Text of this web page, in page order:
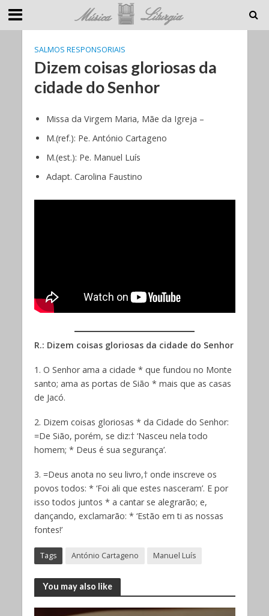
SALMOS RESPONSORIAIS
Dizem coisas gloriosas da
cidade do Senhor
Missa da Virgem Maria, Mãe da Igreja –
M.(ref.): Pe. António Cartageno
M.(est.): Pe. Manuel Luís
Adapt. Carolina Faustino
R.: Dizem coisas gloriosas da cidade do Senhor
1. O Senhor ama a cidade * que fundou no Monte
santo; ama as portas de Sião * mais que as casas
de Jacó.
2. Dizem coisas gloriosas * da Cidade do Senhor:
=De Sião, porém, se diz:† ‘Nasceu nela todo
homem; * Deus é sua segurança’.
3. =Deus anota no seu livro,† onde inscreve os
povos todos: * ‘Foi ali que estes nasceram’. E por
isso todos juntos * a cantar se alegrarão; e,
dançando, exclamarão: * ‘Estão em ti as nossas
fontes!’
Tags António Cartageno Manuel Luís
You may also like